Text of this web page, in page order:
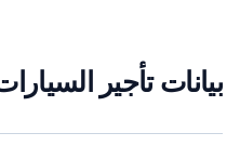
بيانات تأجير